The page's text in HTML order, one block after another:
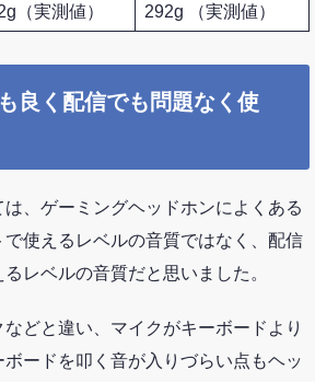
（実測値） 292g （実測値）
良く配信でも問題なく使
、ゲーミングヘッドホンによくある
使えるレベルの音質ではなく、配信
レベルの音質だと思いました。
どと違い、マイクがキーボードより
ードを叩く音が入りづらい点もヘッ